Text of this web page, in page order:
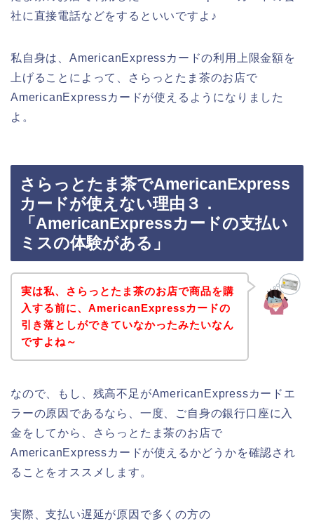
社に直接電話などをするといいですよ♪
私自身は、AmericanExpressカードの利用上限金額を
上げることによって、さらっとたま茶のお店で
AmericanExpressカードが使えるようになりました
よ。
さらっとたま茶でAmericanExpress
カードが使えない理由３．
「AmericanExpressカードの支払い
ミスの体験がある」
実は私、さらっとたま茶のお店で商品を購
入する前に、AmericanExpressカードの
引き落としができていなかったみたいなん
ですよね～
なので、もし、残高不足がAmericanExpressカードエ
ラーの原因であるなら、一度、ご自身の銀行口座に入
金をしてから、さらっとたま茶のお店で
AmericanExpressカードが使えるかどうかを確認され
ることをオススメします。
実際、支払い遅延が原因で多くの方の